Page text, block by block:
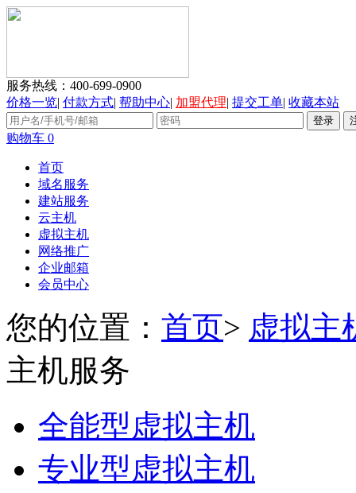
服务热线： 400-699-0900
价格一览| 付款方式| 帮助中心| 加盟代理| 提交工单| 收藏本站
购物车 0
首页
域名服务
建站服务
云主机
虚拟主机
网络推广
企业邮箱
会员中心
您的位置： 首页> 虚拟主
主机服务
全能型虚拟主机
专业型虚拟主机